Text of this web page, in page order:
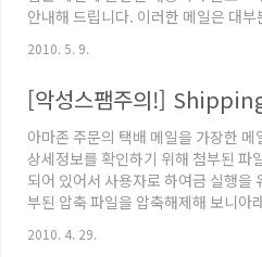
안내해 드립니다. 이러한 메일은 대
나타나게 됩니다. [그림 1. Microsoft
템에 마이크로스프트 오피스가 설치
프로그램이 나타날 것이며 설치되어
패드에서 나타날 것입니다. 문서를
나타나며 더블클릭을 하..
2010. 5. 9.
아마존 주문의 택배 메일을 가장한
상세정보를 확인하기 위해 첨부된 파
되어 있어서 사용자로 하여금 실행을
부된 압축 파일을 압축해제해 보니
확장자 숨기기 옵션을 해제하면 아래
2010. 4. 29.